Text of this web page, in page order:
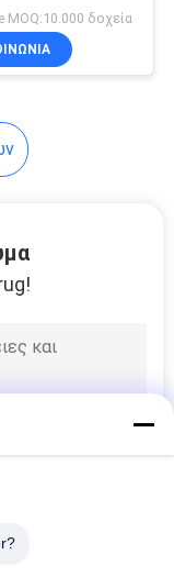
τους
ντους/
χρώμιο
MOQ:10.000 δοχεία